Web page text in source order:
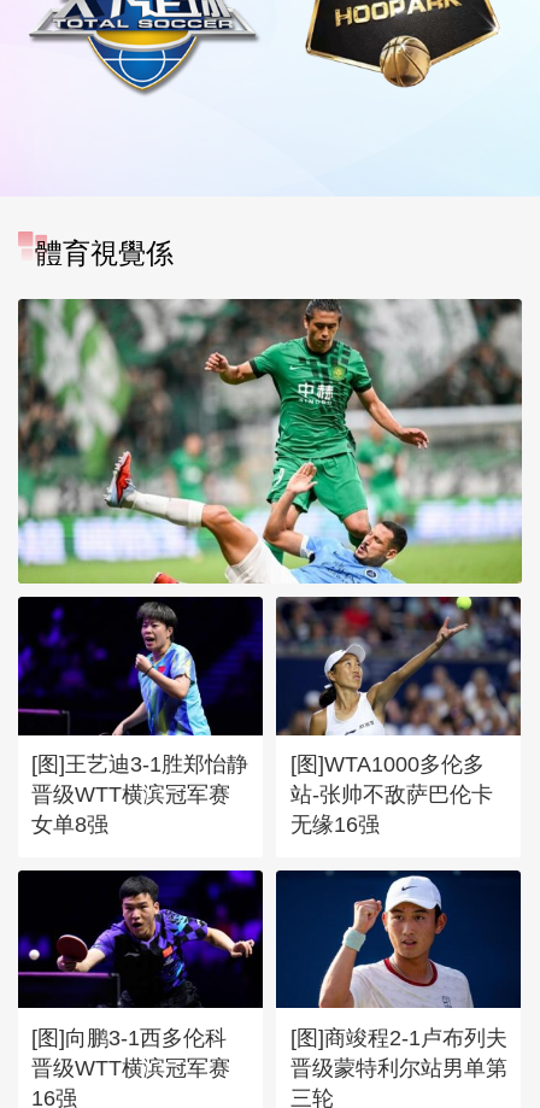
體育視覺係
[图]张玉宁传射达万双响 北
京国安4-0深圳新鹏城
[图]王艺迪3-1胜郑怡静
晋级WTT横滨冠军赛
女单8强
[图]WTA1000多伦多
站-张帅不敌萨巴伦卡
无缘16强
[图]向鹏3-1西多伦科
晋级WTT横滨冠军赛
16强
[图]商竣程2-1卢布列夫
晋级蒙特利尔站男单第
三轮